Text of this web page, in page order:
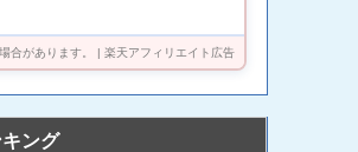
大5年保証】
合があります。 | 楽天アフィリエイト広告
ング